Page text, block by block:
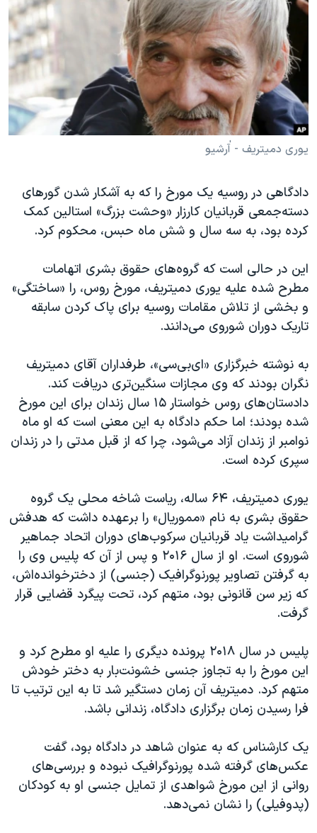
فرهنگ و زندگی
حقوق شهروندی
اقتصادی
علم و فناوری
اسرائیل در جنگ
مستندها
انتخابات ریاست جمهوری آمریکا ۲۰۲۴
حمله جمهوری اسلامی به اسرائیل
رمز مهسا
ورزش زنان در ایران
اعتراضات زن، زندگی، آزادی
تریبونال مردمی آبان ۹۸
دادگاه حمید نوری
قانون شفافیت دارائی کادر رهبری ایران
اعتراضات مردمی آبان ۹۸
اسرائیل در جنگ
همایش محافظه‌کاران آمریکا «سی‌پک»
صفحه‌های ویژه
سفر پرزیدنت ترامپ به چین
دنبال کنید
زبانهای مختلف
یوری دمیتریف - آٰرشیو
دادگاهی در روسیه یک مورخ را که به آشکار شدن گورهای
دسته‌جمعی قربانیان کارزار «وحشت بزرگ» استالین کمک
کرده بود، به سه سال و شش ماه حبس، محکوم کرد.
این در حالی است که گروه‌های حقوق بشری اتهامات
مطرح شده علیه یوری دمیتریف، مورخ روس، را «ساختگی»
و بخشی از تلاش مقامات روسیه برای پاک کردن سابقه
تاریک دوران شوروی می‌دانند.
به نوشته خبرگزاری «ای‌بی‌سی»، طرفداران آقای دمیتریف
نگران بودند که وی مجازات سنگین‌تری دریافت کند.
دادستان‌های روس خواستار ۱۵ سال زندان برای این مورخ
شده بودند؛ اما حکم دادگاه به این معنی است که او ماه
نوامبر از زندان آزاد می‌شود، چرا که از قبل مدتی را در زندان
سپری کرده است.
یوری دمیتریف، ۶۴ ساله، ریاست شاخه محلی یک گروه
حقوق بشری به نام «مموریال» را برعهده داشت که هدفش
گرامیداشت یاد قربانیان سرکوب‌های دوران اتحاد جماهیر
شوروی است. او از سال ۲۰۱۶ و پس از آن که پلیس وی را
به گرفتن تصاویر پورنوگرافیک (جنسی) از دخترخوانده‌اش،
که زیر سن قانونی بود، متهم کرد، تحت پیگرد قضایی قرار
گرفت.
پلیس در سال ۲۰۱۸ پرونده دیگری را علیه او مطرح کرد و
این مورخ را به تجاوز جنسی خشونت‌بار به دختر خودش
متهم کرد. دمیتریف آن زمان دستگیر شد تا به این ترتیب تا
فرا رسیدن زمان برگزاری دادگاه، زندانی باشد.
یک کارشناس که به عنوان شاهد در دادگاه بود، گفت
عکس‌های گرفته شده پورنوگرافیک نبوده و بررسی‌های
روانی از این مورخ شواهدی از تمایل جنسی او به کودکان
(پدوفیلی)‌ را نشان نمی‌دهد.